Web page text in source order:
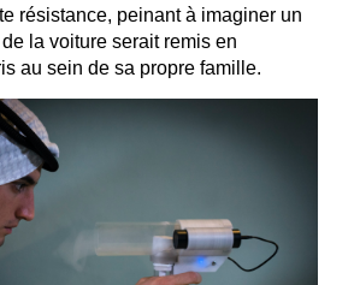
résistance, peinant à imaginer un
la voiture serait remis en
au sein de sa propre famille.